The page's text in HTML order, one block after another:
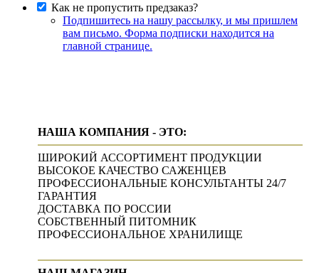
Как не пропустить предзаказ?
Подпишитесь на нашу рассылку, и мы пришлем
вам письмо. Форма подписки находится на
главной странице.
НАША КОМПАНИЯ - ЭТО:
ШИРОКИЙ АССОРТИМЕНТ ПРОДУКЦИИ
ВЫСОКОЕ КАЧЕСТВО САЖЕНЦЕВ
ПРОФЕССИОНАЛЬНЫЕ КОНСУЛЬТАНТЫ 24/7
ГАРАНТИЯ
ДОСТАВКА ПО РОССИИ
СОБСТВЕННЫЙ ПИТОМНИК
ПРОФЕССИОНАЛЬНОЕ ХРАНИЛИЩЕ